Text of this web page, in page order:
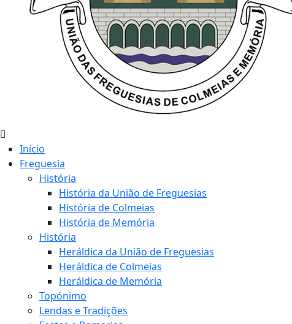
Início
Freguesia
História
História da União de Freguesias
História de Colmeias
História de Memória
História
Heráldica da União de Freguesias
Heráldica de Colmeias
Heráldica de Memória
Topónimo
Lendas e Tradições